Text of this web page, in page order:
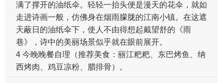
满了撑开的油纸伞。轻轻一抬头便是漫天的花伞，就如
走进诗画一般，仿佛身在烟雨朦胧的江南小镇。在这遮
天蔽日的油纸伞下，使人不由得想起戴望舒的《雨
巷》，诗中的美丽场景似乎就在眼前展开。
4 今晚晚餐自理（推荐美食：丽江粑粑、东巴烤鱼、纳
西烤肉、鸡豆凉粉、腊排骨）。